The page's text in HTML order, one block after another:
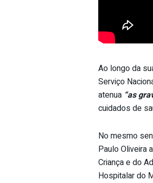
Ao longo da
Serviço
atenua “as
cuidados de
No mesmo
Paulo Oliveira
Criança e do
Hospitalar do